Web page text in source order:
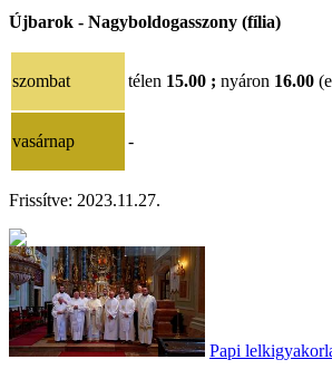
Újbarok - Nagyboldogasszony (fília)
szombat télen 15.00 ; nyáron 16.00
vasárnap -
Frissítve: 2023.11.27.
Papi